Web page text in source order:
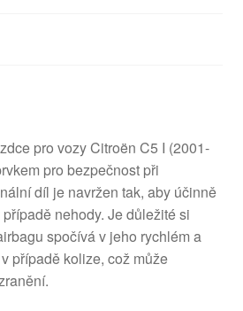
pro vozy Citroën C5 I (2001-
pro bezpečnost při
díl je navržen tak, aby účinně
nehody. Je důležité si
spočívá v jeho rychlém a
případě kolize, což může